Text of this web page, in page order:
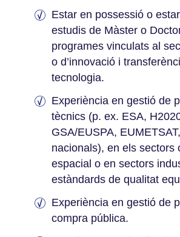
­Estar en possessió o
estudis de Màster o
programes vinculats al
o d’innovació i
tecnologia.
Experiència en gestió de
tècnics (p. ex. ESA,
GSA/EUSPA,
nacionals), en els sectors
espacial o en sectors
estàndards de qualitat
Experiència en gestió de
compra pública.